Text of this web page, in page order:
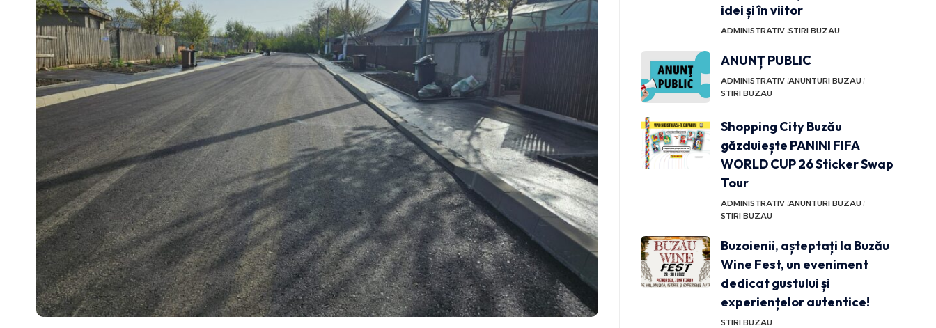
idei și în viitor
ADMINISTRATIV STIRI BUZAU
ANUNȚ PUBLIC
ADMINISTRATIV ANUNTURI BUZAU
STIRI BUZAU
Shopping City Buzău
găzduiește PANINI FIFA
WORLD CUP 26 Sticker Swap
Tour
ADMINISTRATIV ANUNTURI BUZAU
STIRI BUZAU
Buzoienii, așteptați la Buzău
Wine Fest, un eveniment
dedicat gustului și
experiențelor autentice!
STIRI BUZAU